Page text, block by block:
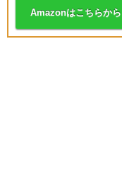
Amazonはこちらから